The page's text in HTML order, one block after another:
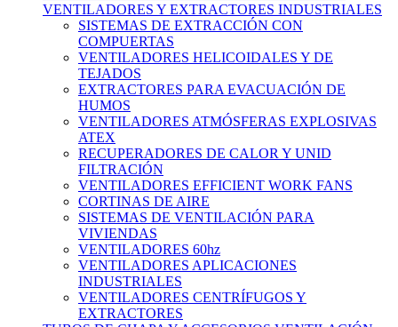
VENTILADORES Y EXTRACTORES INDUSTRIALES
SISTEMAS DE EXTRACCIÓN CON
COMPUERTAS
VENTILADORES HELICOIDALES Y DE
TEJADOS
EXTRACTORES PARA EVACUACIÓN DE
HUMOS
VENTILADORES ATMÓSFERAS EXPLOSIVAS
ATEX
RECUPERADORES DE CALOR Y UNID
FILTRACIÓN
VENTILADORES EFFICIENT WORK FANS
CORTINAS DE AIRE
SISTEMAS DE VENTILACIÓN PARA
VIVIENDAS
VENTILADORES 60hz
VENTILADORES APLICACIONES
INDUSTRIALES
VENTILADORES CENTRÍFUGOS Y
EXTRACTORES